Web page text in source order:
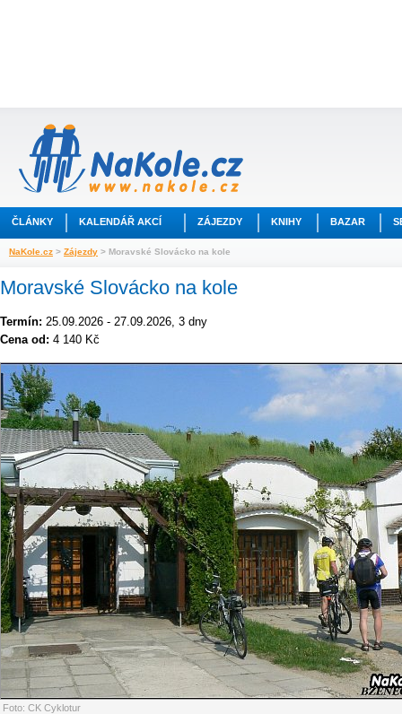
ČLÁNKY KALENDÁŘ AKCÍ ZÁJEZDY KNIHY BAZAR
NaKole.cz > Zájezdy > Moravské Slovácko na kole
Moravské Slovácko na kole
Termín: 25.09.2026 - 27.09.2026, 3 dny
Cena od: 4 140 Kč
Foto: CK Cyklotur